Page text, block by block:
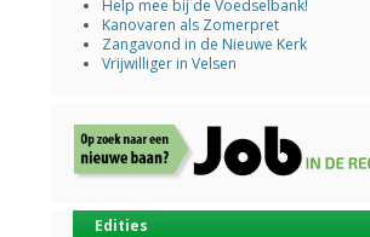
Help mee bij de Voedselbank!
Kanovaren als Zomerpret
Zangavond in de Nieuwe Kerk
Vrijwilliger in Velsen
Edities